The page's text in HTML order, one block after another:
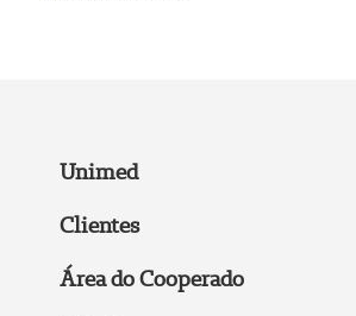
Unimed
Clientes
Área do Cooperado